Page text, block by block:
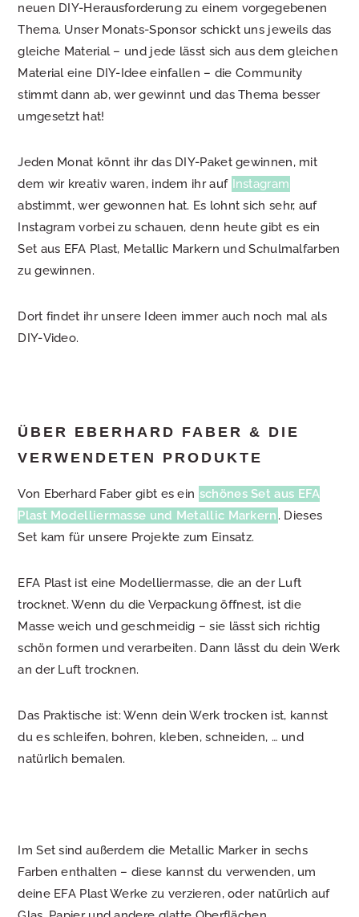
neuen DIY-Herausforderung zu einem vorgegebenen
Thema. Unser Monats-Sponsor schickt uns jeweils das
gleiche Material – und jede lässt sich aus dem gleichen
Material eine DIY-Idee einfallen – die Community
stimmt dann ab, wer gewinnt und das Thema besser
umgesetzt hat!
Jeden Monat könnt ihr das DIY-Paket gewinnen, mit
dem wir kreativ waren, indem ihr auf Instagram
abstimmt, wer gewonnen hat. Es lohnt sich sehr, auf
Instagram vorbei zu schauen, denn heute gibt es ein
Set aus EFA Plast, Metallic Markern und Schulmalfarben
zu gewinnen.
Dort findet ihr unsere Ideen immer auch noch mal als
DIY-Video.
ÜBER EBERHARD FABER & DIE
VERWENDETEN PRODUKTE
Von Eberhard Faber gibt es ein schönes Set aus EFA
Plast Modelliermasse und Metallic Markern . Dieses
Set kam für unsere Projekte zum Einsatz.
EFA Plast ist eine Modelliermasse, die an der Luft
trocknet. Wenn du die Verpackung öffnest, ist die
Masse weich und geschmeidig – sie lässt sich richtig
schön formen und verarbeiten. Dann lässt du dein Werk
an der Luft trocknen.
Das Praktische ist: Wenn dein Werk trocken ist, kannst
du es schleifen, bohren, kleben, schneiden, … und
natürlich bemalen.
Im Set sind außerdem die Metallic Marker in sechs
Farben enthalten – diese kannst du verwenden, um
deine EFA Plast Werke zu verzieren, oder natürlich auf